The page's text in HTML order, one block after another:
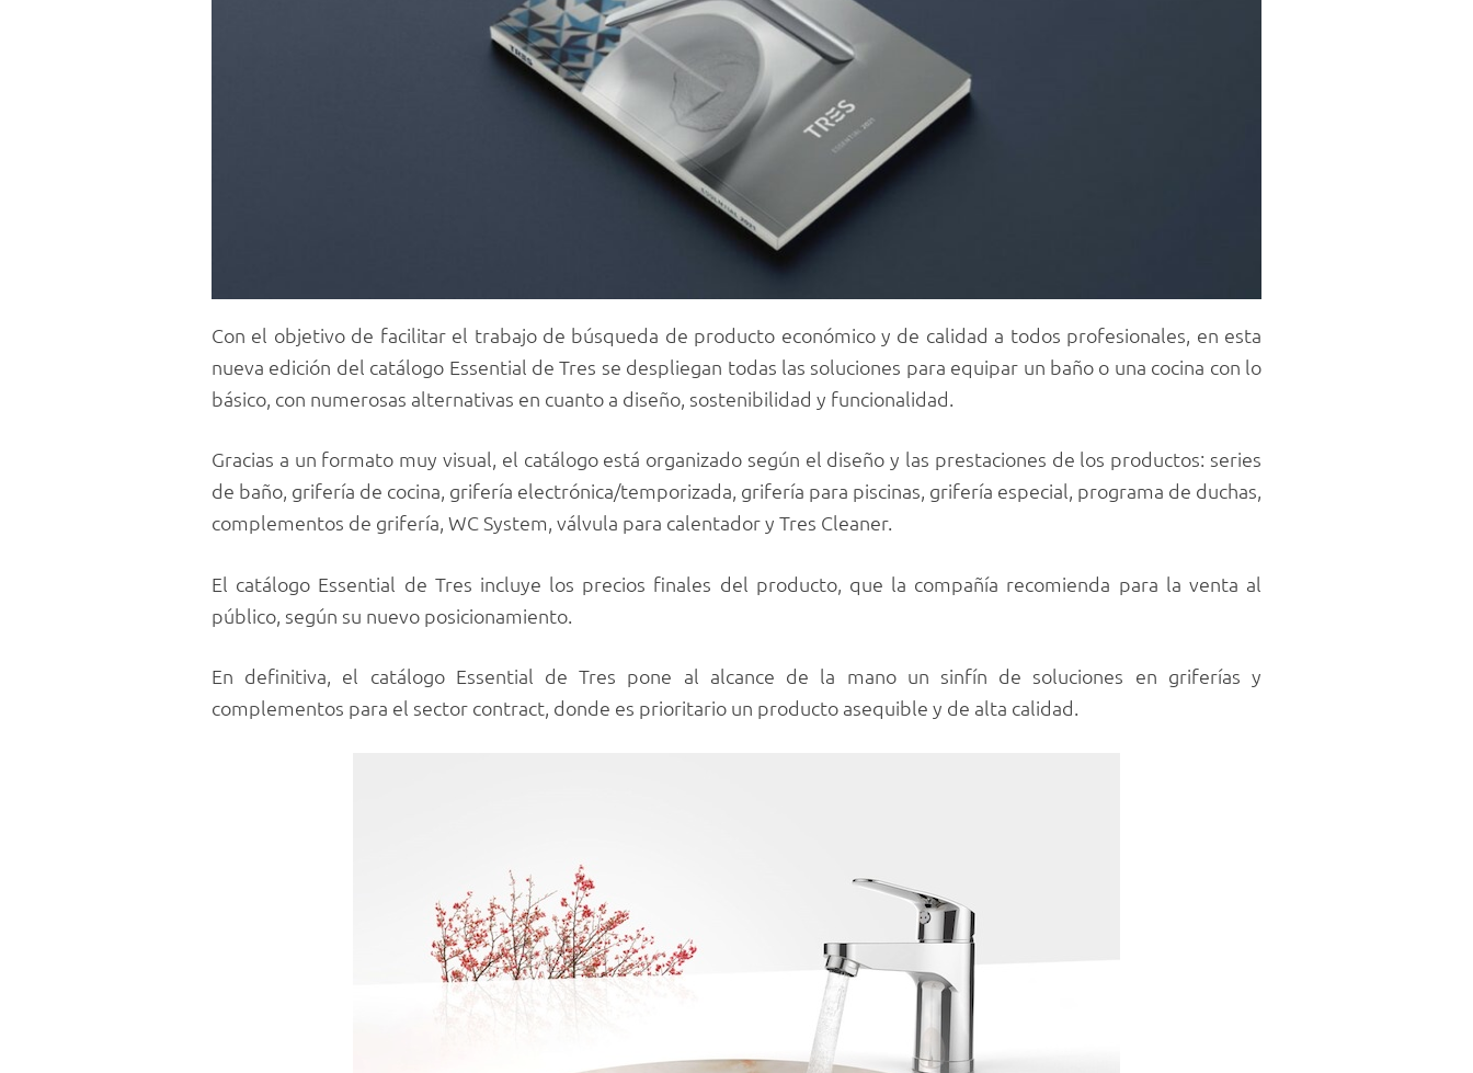
Con el objetivo de facilitar el trabajo de búsqueda de producto económico y de calidad a todos profesionales, en esta
nueva edición del catálogo Essential de Tres se despliegan todas las soluciones para equipar un baño o una cocina con lo
básico, con numerosas alternativas en cuanto a diseño, sostenibilidad y funcionalidad.
Gracias a un formato muy visual, el catálogo está organizado según el diseño y las prestaciones de los productos: series
de baño, grifería de cocina, grifería electrónica/temporizada, grifería para piscinas, grifería especial, programa de duchas,
complementos de grifería, WC System, válvula para calentador y Tres Cleaner.
El catálogo Essential de Tres incluye los precios finales del producto, que la compañía recomienda para la venta al
público, según su nuevo posicionamiento.
En definitiva, el catálogo Essential de Tres pone al alcance de la mano un sinfín de soluciones en griferías y
complementos para el sector contract, donde es prioritario un producto asequible y de alta calidad.